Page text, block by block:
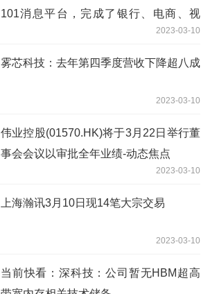
101消息平台，完成了银行、电商、视
2023-03-10
雾芯科技：去年第四季度营收下降超八成
2023-03-10
伟业控股(01570.HK)将于3月22日举行董
事会会议以审批全年业绩-动态焦点
2023-03-10
上海瀚讯3月10日现14笔大宗交易
2023-03-10
当前快看：深科技：公司暂无HBM超高